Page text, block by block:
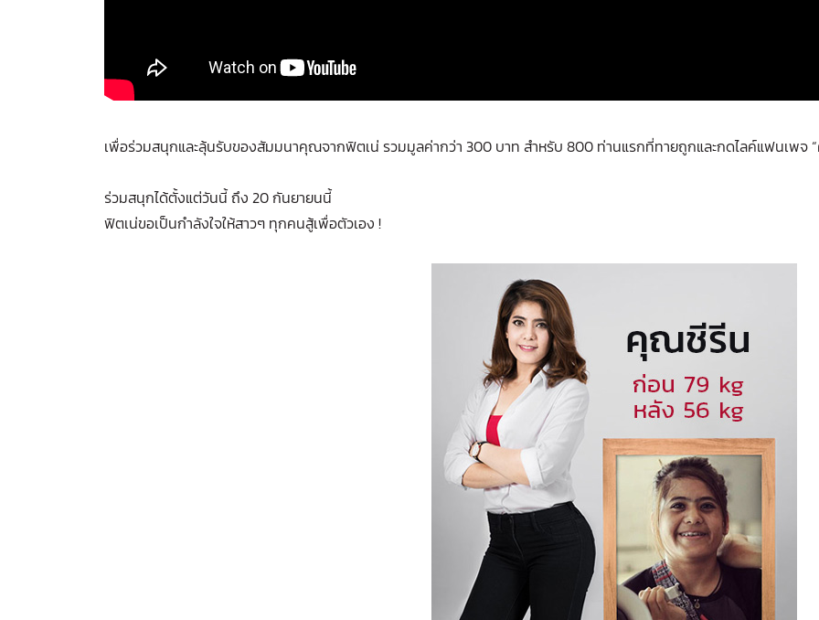
เพื่อร่วมสนุกและลุ้นรับของสัมมนาคุณจากฟิตเน่ รวมมูลค่ากว่า 300 บาท สำหรับ 800 ท่านแรกที่ทายถูกและกดไลค์แฟนเพจ
ร่วมสนุกได้ตั้งแต่วันนี้ ถึง 20 กันยายนนี้
ฟิตเน่ขอเป็นกำลังใจให้สาวๆ ทุกคนสู้เพื่อตัวเอง !